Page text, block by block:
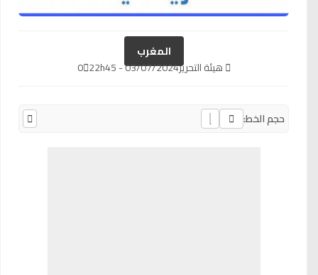
المغرب
هيئة التحرير03/07/2024 - 22h45
0
حجم الخط: